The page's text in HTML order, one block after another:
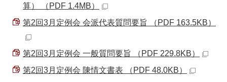
算） （PDF 1.4MB）
第2回3月定例会 会派代表質問要旨 （PDF 163.5KB）
第2回3月定例会 一般質問要旨 （PDF 229.8KB）
第2回3月定例会 陳情文書表 （PDF 48.0KB）